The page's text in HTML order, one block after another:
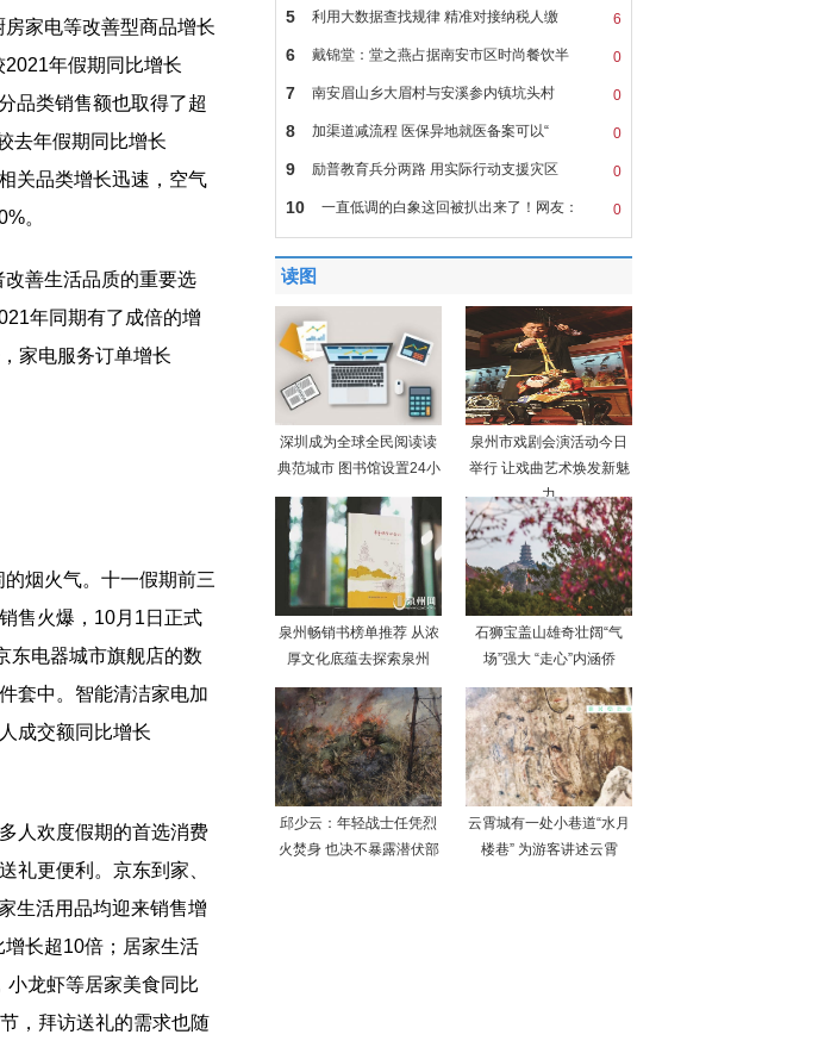
家电等改善型商品增长
年假期同比增长
品类销售额也取得了超
去年假期同比增长
关品类增长迅速，空气
。
善生活品质的重要选
年同期有了成倍的增
家电服务订单增长
烟火气。十一假期前三
售火爆，10月1日正式
东电器城市旗舰店的数
套中。智能清洁家电加
成交额同比增长
人欢度假期的首选消费
礼更便利。京东到家、
生活用品均迎来销售增
长超10倍；居家生活
龙虾等居家美食同比
，拜访送礼的需求也随
6
5 利用大数据查找规律 精准对接纳税人缴
0
6 戴锦堂：堂之燕占据南安市区时尚餐饮半
0
7 南安眉山乡大眉村与安溪参内镇坑头村
0
8 加渠道减流程 医保异地就医备案可以“
0
9 励普教育兵分两路 用实际行动支援灾区
0
10 一直低调的白象这回被扒出来了！网友：
读图
深圳成为全球全民阅读读
典范城市 图书馆设置24小
泉州市戏剧会演活动今日
举行 让戏曲艺术焕发新魅
力
泉州畅销书榜单推荐 从浓
厚文化底蕴去探索泉州
石狮宝盖山雄奇壮阔“气
场”强大 “走心”内涵侨
邱少云：年轻战士任凭烈
火焚身 也决不暴露潜伏部
云霄城有一处小巷道“水月
楼巷” 为游客讲述云霄